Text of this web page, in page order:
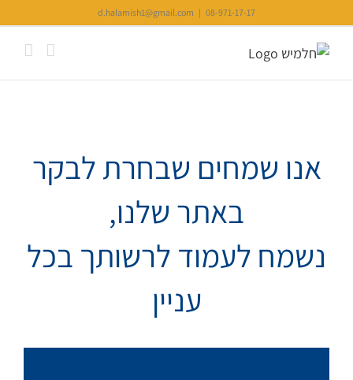
to
content
08-971-17-17
|
d.halamish1@gmail.com
אנו שמחים שבחרת לבקר
באתר שלנו,
נשמח לעמוד לרשותך בכל
עניין